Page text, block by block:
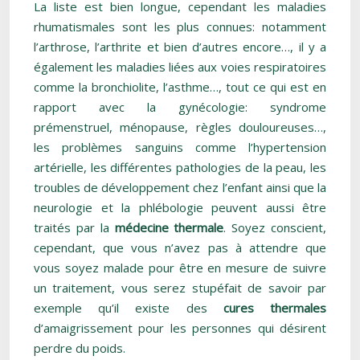
La liste est bien longue, cependant les maladies
rhumatismales sont les plus connues: notamment
l’arthrose, l’arthrite et bien d’autres encore…, il y a
également les maladies liées aux voies respiratoires
comme la bronchiolite, l’asthme…, tout ce qui est en
rapport avec la gynécologie: syndrome
prémenstruel, ménopause, règles douloureuses…,
les problèmes sanguins comme l’hypertension
artérielle, les différentes pathologies de la peau, les
troubles de développement chez l’enfant ainsi que la
neurologie et la phlébologie peuvent aussi être
traités par la médecine thermale. Soyez conscient,
cependant, que vous n’avez pas à attendre que
vous soyez malade pour être en mesure de suivre
un traitement, vous serez stupéfait de savoir par
exemple qu’il existe des cures thermales
d’amaigrissement pour les personnes qui désirent
perdre du poids.